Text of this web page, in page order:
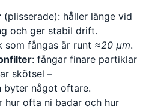
(plisserade): håller länge vid
och ger stabil drift.
fångas är runt ≈20 µm.
: fångar finare partiklar
skötsel –
byter något oftare.
hur ofta ni badar och hur